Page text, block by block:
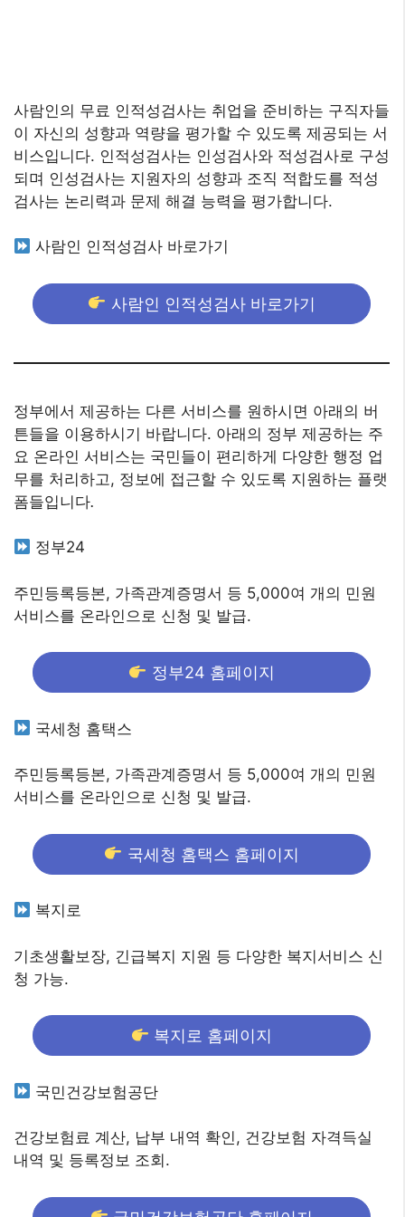
사람인의 무료 인적성검사는 취업을 준비하는 구직자들
이 자신의 성향과 역량을 평가할 수 있도록 제공되는 서
비스입니다. 인적성검사는 인성검사와 적성검사로 구성
되며 인성검사는 지원자의 성향과 조직 적합도를 적성
검사는 논리력과 문제 해결 능력을 평가합니다.
사람인 인적성검사 바로가기
사람인 인적성검사 바로가기
정부에서 제공하는 다른 서비스를 원하시면 아래의 버
튼들을 이용하시기 바랍니다. 아래의 정부 제공하는 주
요 온라인 서비스는 국민들이 편리하게 다양한 행정 업
무를 처리하고, 정보에 접근할 수 있도록 지원하는 플랫
폼들입니다.
정부24
주민등록등본, 가족관계증명서 등 5,000여 개의 민원
서비스를 온라인으로 신청 및 발급.
정부24 홈페이지
국세청 홈택스
주민등록등본, 가족관계증명서 등 5,000여 개의 민원
서비스를 온라인으로 신청 및 발급.
국세청 홈택스 홈페이지
복지로
기초생활보장, 긴급복지 지원 등 다양한 복지서비스 신
청 가능.
복지로 홈페이지
국민건강보험공단
건강보험료 계산, 납부 내역 확인, 건강보험 자격득실
내역 및 등록정보 조회.